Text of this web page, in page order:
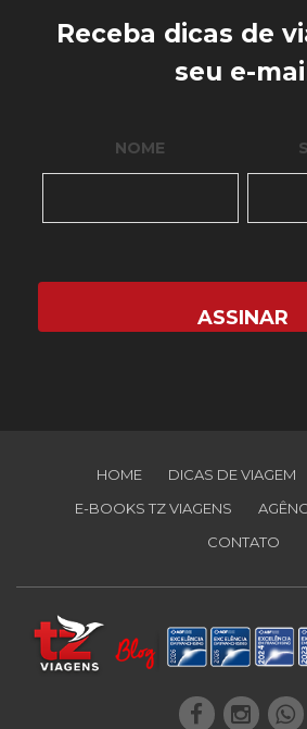
Receba dicas de
seu e-
NOME
HOME DICAS DE VIAGEM
E-BOOKS TZ VIAGENS
CONTATO